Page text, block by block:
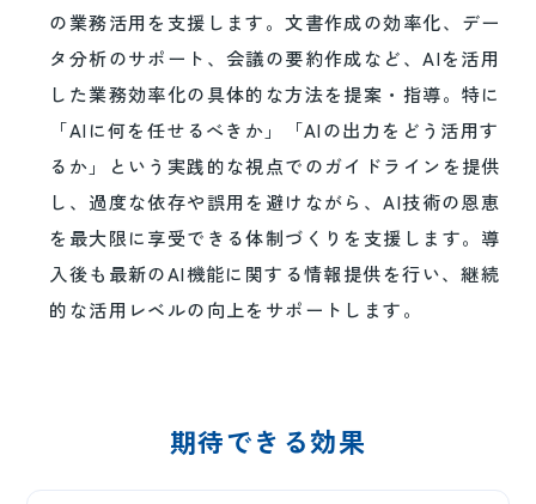
の業務活用を支援します。文書作成の効率化、デー
タ分析のサポート、会議の要約作成など、AIを活用
した業務効率化の具体的な方法を提案・指導。特に
「AIに何を任せるべきか」「AIの出力をどう活用す
るか」という実践的な視点でのガイドラインを提供
し、過度な依存や誤用を避けながら、AI技術の恩恵
を最大限に享受できる体制づくりを支援します。導
入後も最新のAI機能に関する情報提供を行い、継続
的な活用レベルの向上をサポートします。
期待できる効果